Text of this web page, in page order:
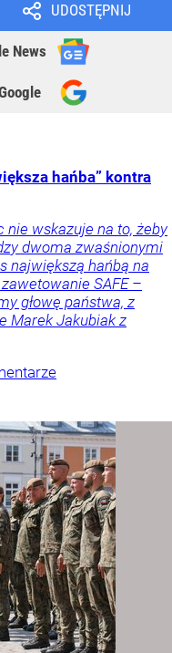
UDOSTĘPNIJ
News
hańba” kontra
wskazuje na to, żeby
dwoma zwaśnionymi
największą hańbą na
SAFE –
głowę państwa, z
Marek Jakubiak z